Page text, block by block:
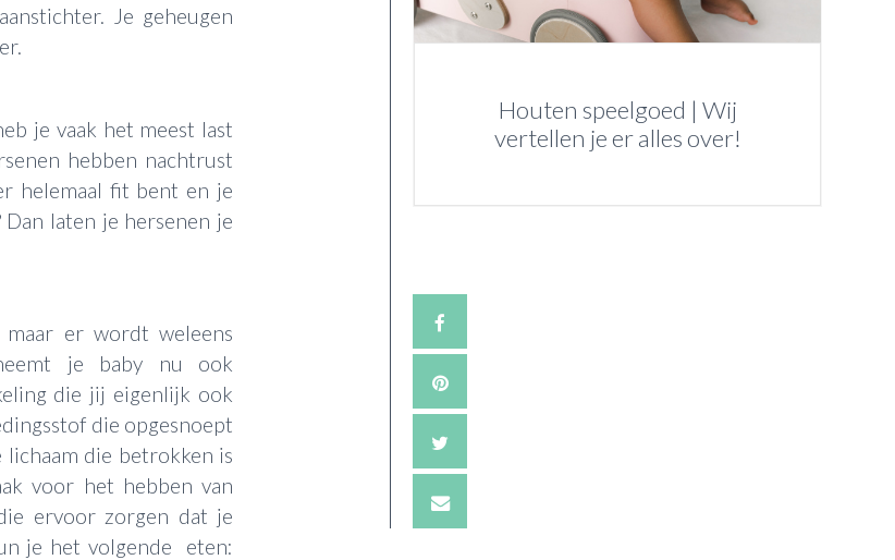
Je geheugen
je vaak het meest last
hebben nachtrust
helemaal fit bent en je
laten je hersenen je
er wordt weleens
je baby nu ook
die jij eigenlijk ook
die opgesnoept
die betrokken is
voor het hebben van
ervoor zorgen dat je
je het volgende eten:
Houten speelgoed | Wij
vertellen je er alles over!